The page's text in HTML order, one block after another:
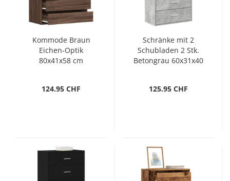
Kommode Braun
Eichen-Optik
80x41x58 cm
124.95 CHF
Schränke mit 2
Schubladen 2 Stk.
Betongrau 60x31x40
125.95 CHF